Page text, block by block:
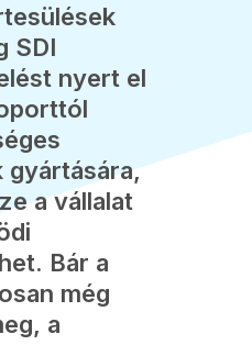
SDI
nyert el
gyártására,
a vállalat
Bár a
még
a